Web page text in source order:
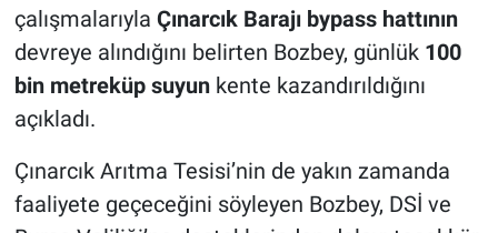
çalışmalarıyla Çınarcık Barajı bypass hattının
devreye alındığını belirten Bozbey, günlük 100
bin metreküp suyunkente kazandırıldığını
açıkladı.
Çınarcık Arıtma Tesisi’nin de yakın zamanda
faaliyete geçeceğini söyleyen Bozbey, DSİ ve